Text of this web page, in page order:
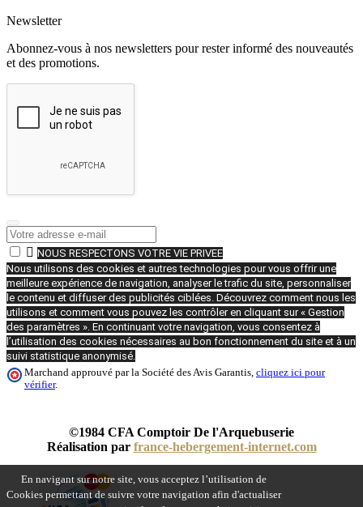
En navigant sur notre site, vous acceptez l’utilisation de
Cookies permettant de suivre votre navigation afin d'actualiser
Newsletter
Abonnez-vous à nos newsletters pour rester informé des nouveautés
et des promotions.
 NOUS RESPECTONS VOTRE VIE PRIVEE
Nous utilisons des cookies et autres technologies pour vous offrir une
meilleure expérience de navigation, analyser le trafic du site, personnaliser
le contenu et diffuser des publicités ciblées. Découvrez comment nous les
utilisons et comment vous pouvez les contrôler en cliquant sur « Gestion
des paramètres ». En continuant votre navigation, vous consentez à
l’utilisation des cookies nécessaires au bon fonctionnement du site et à un
suivi statistique anonymisé.
Marchand approuvé par la Société des Avis Garantis, cliquez ici pour
vérifier.
©1984 CFA Comptoir De l'Arquebuserie
Réalisation par france-hebergement-internet.com